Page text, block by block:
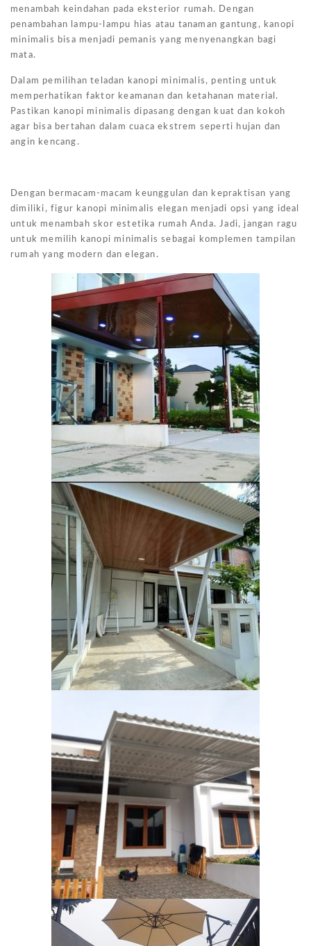
menambah keindahan pada eksterior rumah. Dengan
penambahan lampu-lampu hias atau tanaman gantung, kanopi
minimalis bisa menjadi pemanis yang menyenangkan bagi
mata.
Dalam pemilihan teladan kanopi minimalis, penting untuk
memperhatikan faktor keamanan dan ketahanan material.
Pastikan kanopi minimalis dipasang dengan kuat dan kokoh
agar bisa bertahan dalam cuaca ekstrem seperti hujan dan
angin kencang.
Dengan bermacam-macam keunggulan dan kepraktisan yang
dimiliki, figur kanopi minimalis elegan menjadi opsi yang ideal
untuk menambah skor estetika rumah Anda. Jadi, jangan ragu
untuk memilih kanopi minimalis sebagai komplemen tampilan
rumah yang modern dan elegan.